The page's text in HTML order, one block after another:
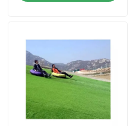
Notizia
Erba artificiale di calcio